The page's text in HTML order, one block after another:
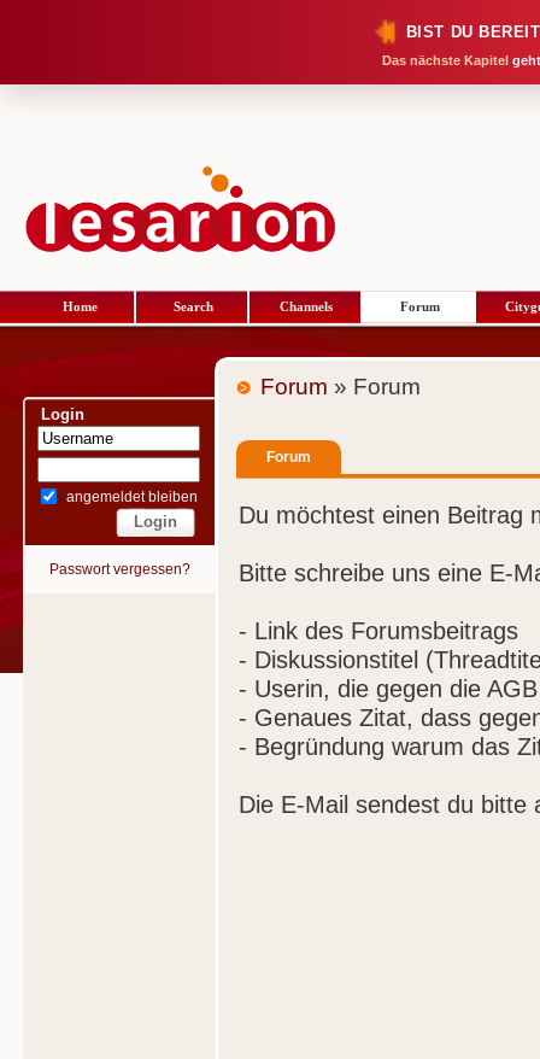
BIST DU
Das nächste Kapitel
Home Search Channels Forum
Login
angemeldet bleiben
Passwort vergessen?
Forum » Forum
Forum
Du möchtest einen Beitrag
Bitte schreibe uns eine E-
- Link des Forumsbeitrags
- Diskussionstitel
- Userin, die gegen die
- Genaues Zitat, dass
- Begründung warum das
Die E-Mail sendest du bitte